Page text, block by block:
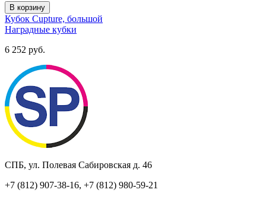
В корзину
Кубок Cupture, большой
Наградные кубки
6 252 руб.
СПБ, ул. Полевая Сабировская д. 46
+7 (812) 907-38-16, +7 (812) 980-59-21